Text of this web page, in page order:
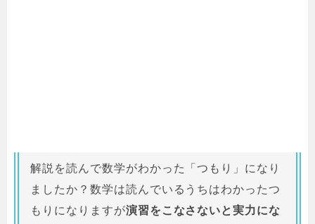
解説を読んで数学がわかった「つもり」になり
ましたか？数学は読んでいるうちはわかったつ
もりになりますが演習をこなさないと実力にな